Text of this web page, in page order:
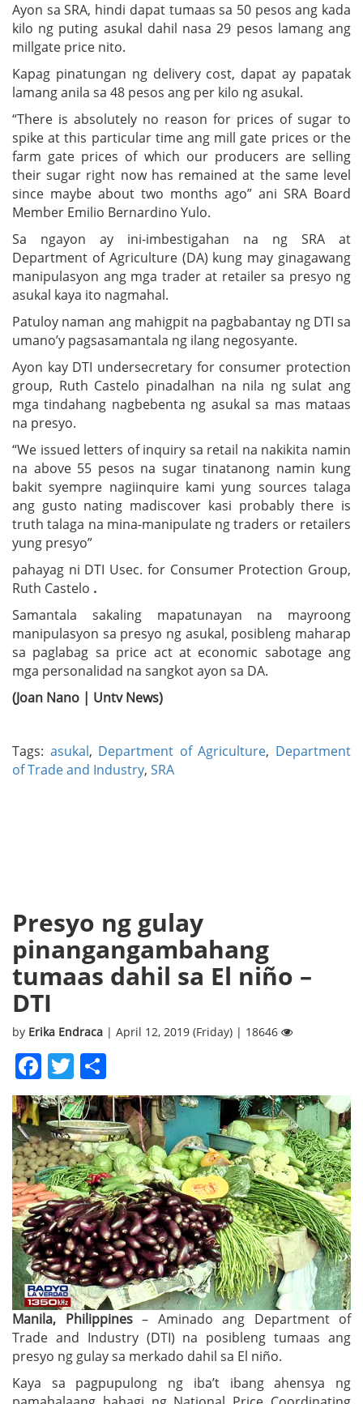
Ayon sa SRA, hindi dapat tumaas sa 50 pesos ang kada
kilo ng puting asukal dahil nasa 29 pesos lamang ang
millgate price nito.
Kapag pinatungan ng delivery cost, dapat ay papatak
lamang anila sa 48 pesos ang per kilo ng asukal.
“There is absolutely no reason for prices of sugar to
spike at this particular time ang mill gate prices or the
farm gate prices of which our producers are selling
their sugar right now has remained at the same level
since maybe about two months ago” ani SRA Board
Member Emilio Bernardino Yulo.
Sa ngayon ay ini-imbestigahan na ng SRA at
Department of Agriculture (DA) kung may ginagawang
manipulasyon ang mga trader at retailer sa presyo ng
asukal kaya ito nagmahal.
Patuloy naman ang mahigpit na pagbabantay ng DTI sa
umano’y pagsasamantala ng ilang negosyante.
Ayon kay DTI undersecretary for consumer protection
group, Ruth Castelo pinadalhan na nila ng sulat ang
mga tindahang nagbebenta ng asukal sa mas mataas
na presyo.
“We issued letters of inquiry sa retail na nakikita namin
na above 55 pesos na sugar tinatanong namin kung
bakit syempre nagiinquire kami yung sources talaga
ang gusto nating madiscover kasi probably there is
truth talaga na mina-manipulate ng traders or retailers
yung presyo”
pahayag ni DTI Usec. for Consumer Protection Group,
Ruth Castelo .
Samantala sakaling mapatunayan na mayroong
manipulasyon sa presyo ng asukal, posibleng maharap
sa paglabag sa price act at economic sabotage ang
mga personalidad na sangkot ayon sa DA.
(Joan Nano | Untv News)
Tags: asukal, Department of Agriculture, Department
of Trade and Industry, SRA
Presyo ng gulay
pinangangambahang
tumaas dahil sa El niño –
DTI
by Erika Endraca | April 12, 2019 (Friday) | 18646
Facebook
Twitter
Manila, Philippines– Aminado ang Department of
Trade and Industry (DTI) na posibleng tumaas ang
presyo ng gulay sa merkado dahil sa El niño.
Kaya sa pagpupulong ng iba’t ibang ahensya ng